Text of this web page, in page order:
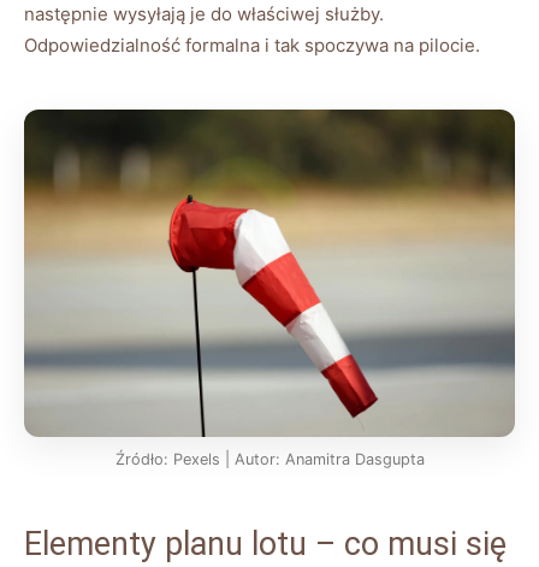
następnie wysyłają je do właściwej służby.
Odpowiedzialność formalna i tak spoczywa na pilocie.
Źródło: Pexels | Autor: Anamitra Dasgupta
Elementy planu lotu – co musi się